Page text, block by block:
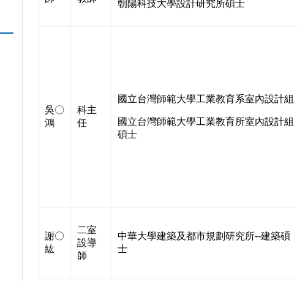
朝陽科技大學設計研究所碩士
吳〇
鴻
科主
任
國立台灣師範大學工業教育系室內設計組
國立台灣師範大學工業教育所室內設計組
碩士
謝〇
紘
二室
設導
師
中華大學建築及都市規劃研究所--建築碩
士